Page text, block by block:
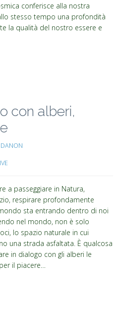
conferisce alla nostra
stesso tempo una profondità
la qualità del nostro essere e
con alberi,
a passeggiare in Natura,
respirare profondamente
sta entrando dentro di noi
nel mondo, non è solo
lo spazio naturale in cui
una strada asfaltata. È qualcosa
in dialogo con gli alberi le
il piacere…